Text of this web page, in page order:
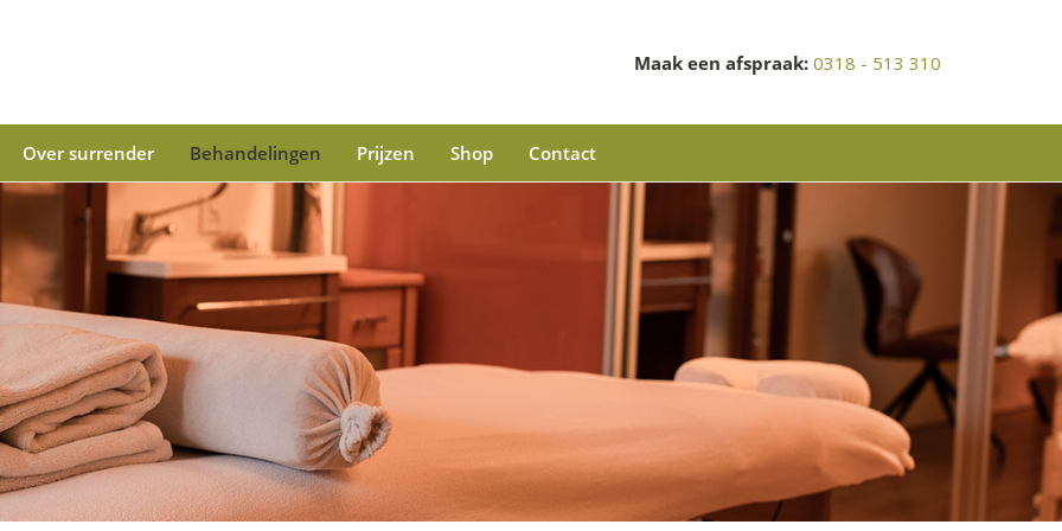
Maak een afspraak: 0318 - 513 310
Over surrender Behandelingen Prijzen Shop Contact